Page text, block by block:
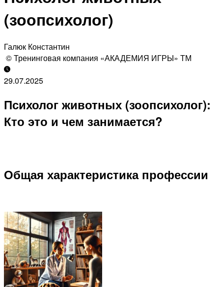
(зоопсихолог)
Галюк Константин
© Тренинговая компания «АКАДЕМИЯ ИГРЫ» ТМ
29.07.2025
Психолог животных (зоопсихолог):
Кто это и чем занимается?
Общая характеристика профессии